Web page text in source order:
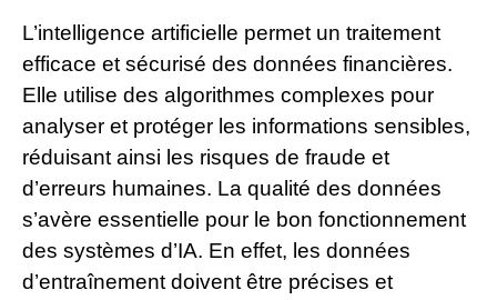
L’intelligence artificielle permet un traitement
efficace et sécurisé des données financières.
Elle utilise des algorithmes complexes pour
analyser et protéger les informations sensibles,
réduisant ainsi les risques de fraude et
d’erreurs humaines. La qualité des données
s’avère essentielle pour le bon fonctionnement
des systèmes d’IA. En effet, les données
d’entraînement doivent être précises et